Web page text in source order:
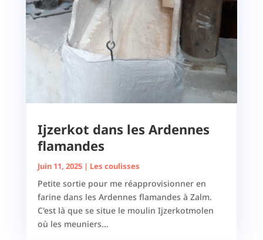
Ijzerkot dans les Ardennes
flamandes
Juin 11, 2025| Les coulisses
Petite sortie pour me réapprovisionner en
farine dans les Ardennes flamandes à Zalm.
C'est là que se situe le moulin Ijzerkotmolen
où les meuniers...